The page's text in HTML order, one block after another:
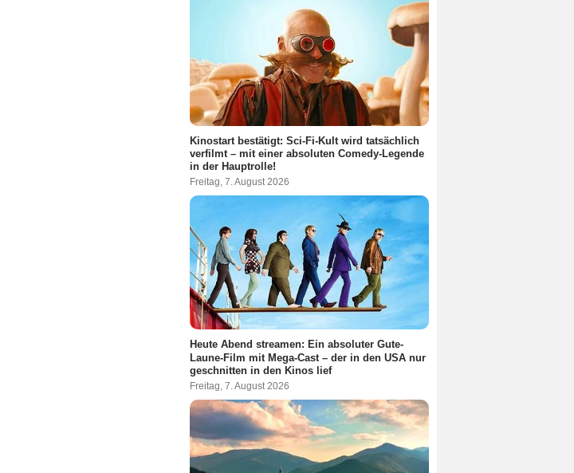
Kinostart bestätigt: Sci-Fi-Kult wird tatsächlich
verfilmt – mit einer absoluten Comedy-Legende
in der Hauptrolle!
Freitag, 7. August 2026
Heute Abend streamen: Ein absoluter Gute-
Laune-Film mit Mega-Cast – der in den USA nur
geschnitten in den Kinos lief
Freitag, 7. August 2026